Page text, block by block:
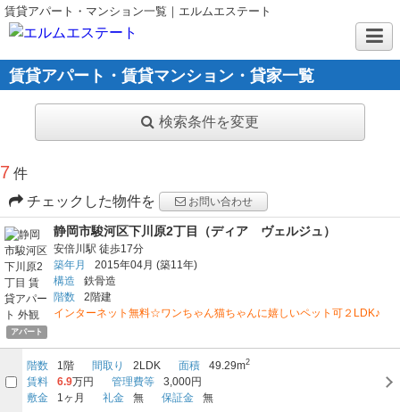
賃貸アパート・マンション一覧｜エルムエステート
賃貸アパート・賃貸マンション・貸家一覧
検索条件を変更
7 件
チェックした物件を
お問い合わせ
アパート
静岡市駿河区下川原2丁目（ディア ヴェルジュ）
安倍川駅 徒歩17分
築年月
2015年04月 (築11年)
構造
鉄骨造
階数
2階建
インターネット無料☆ワンちゃん猫ちゃんに嬉しいペット可２LDK♪
階数 1階 間取り 2LDK 面積 49.29m2
賃料 6.9万円 管理費等
3,000円
敷金
1ヶ月 礼金 無 保証金 無